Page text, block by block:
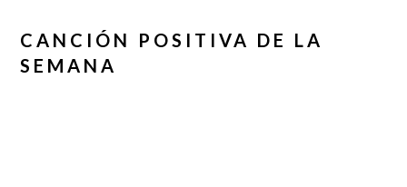
CANCIÓN POSITIVA DE LA
SEMANA